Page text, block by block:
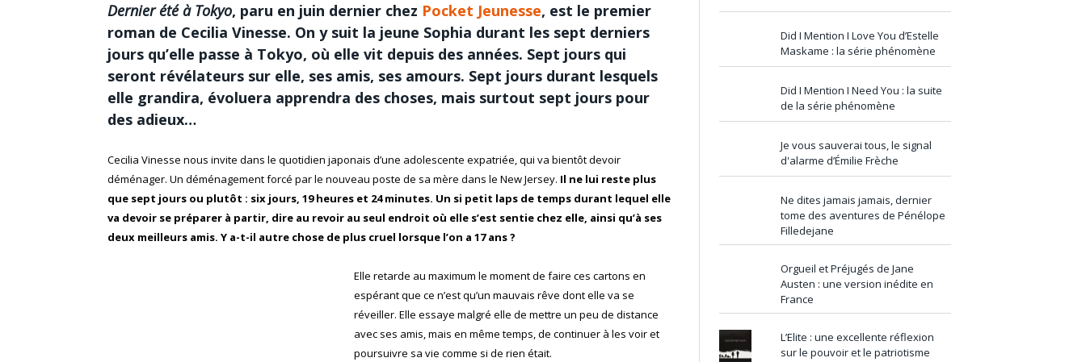
Dernier été à Tokyo, paru en juin dernier chez Pocket Jeunesse, est le premier
roman de Cecilia Vinesse. On y suit la jeune Sophia durant les sept derniers
jours qu’elle passe à Tokyo, où elle vit depuis des années. Sept jours qui
seront révélateurs sur elle, ses amis, ses amours. Sept jours durant lesquels
elle grandira, évoluera apprendra des choses, mais surtout sept jours pour
des adieux…
Cecilia Vinesse nous invite dans le quotidien japonais d’une adolescente expatriée, qui va bientôt devoir
déménager. Un déménagement forcé par le nouveau poste de sa mère dans le New Jersey. Il ne lui reste plus
que sept jours ou plutôt : six jours, 19 heures et 24 minutes. Un si petit laps de temps durant lequel elle
va devoir se préparer à partir, dire au revoir au seul endroit où elle s’est sentie chez elle, ainsi qu’à ses
deux meilleurs amis. Y a-t-il autre chose de plus cruel lorsque l’on a 17 ans ?
Elle retarde au maximum le moment de faire ces cartons en
espérant que ce n’est qu’un mauvais rêve dont elle va se
réveiller. Elle essaye malgré elle de mettre un peu de distance
avec ses amis, mais en même temps, de continuer à les voir et
poursuivre sa vie comme si de rien était.
Did I Mention I Love You d’Estelle
Maskame : la série phénomène
Did I Mention I Need You : la suite
de la série phénomène
Je vous sauverai tous, le signal
d'alarme d’Émilie Frèche
Ne dites jamais jamais, dernier
tome des aventures de Pénélope
Filledejane
Orgueil et Préjugés de Jane
Austen : une version inédite en
France
L’Elite : une excellente réflexion
sur le pouvoir et le patriotisme